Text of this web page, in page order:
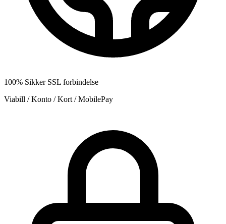
100% Sikker SSL forbindelse
Viabill / Konto / Kort / MobilePay